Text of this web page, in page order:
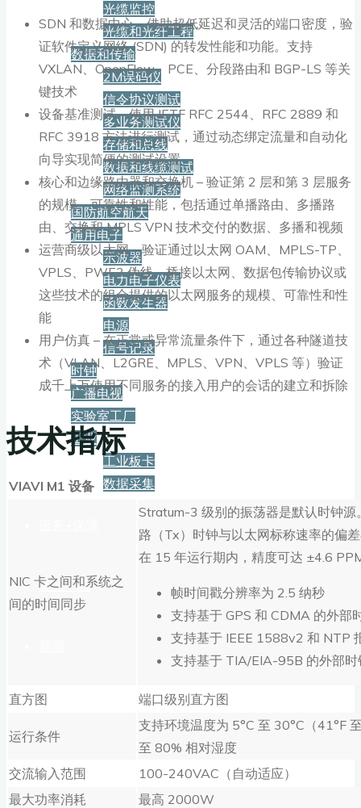
光缆监控
光缆和光纤工程
数据和传输
2M误码仪
信令协议测试
多业务测试仪
存储和总线
数据和线缆测试
网络监测系统
国防航空航天
通用电子
示波器
电力电子仪表
函数发生器
电源
信号记录
时钟
广播电视
实验室工厂
工业
工业板卡
数据采集
资源下载
博客
SDN 和数据中心 – 借助超低延迟和灵活的端口密度，验
证软件定义网络 (SDN) 的转发性能和功能。支持
VXLAN、OpenFlow、PCE、分段路由和 BGP-LS 等关
键技术
设备基准测试 – 使用 IETF RFC 2544、RFC 2889 和
RFC 3918 方法进行测试，通过动态绑定流量和自动化
向导实现简便的测试设置
核心和边缘路由器和交换机 – 验证第 2 层和第 3 层服务
的规模、可靠性和性能，包括通过单播路由、多播路
由、交换和 MPLS VPN 技术交付的数据、多播和视频
运营商级以太网 – 验证通过以太网 OAM、MPLS-TP、
VPLS、PWE3 伪线、桥接以太网、数据包传输协议或
这些技术的组合提供的以太网服务的规模、可靠性和性
能
用户仿真 – 在正常或异常流量条件下，通过各种隧道技
术（VLAN、L2GRE、MPLS、VPN、VPLS 等）验证
成千上万使用不同服务的接入用户的会话的建立和拆除
技术指标
VIAVI M1 设备
NIC 卡之间和系统之
间的时间同步
Stratum-3 级别的振荡器是默认时钟源
路（Tx）时钟与以太网标称速率的偏
在 15 年运行期内，精度可达 ±4.6
帧时间戳分辨率为 2.5 纳秒
支持基于 GPS 和 CDMA 的外部
支持基于 IEEE 1588v2 和 NTP
支持基于 TIA/EIA-95B 的外部时
直方图 端口级别直方图
运行条件
支持环境温度为 5°C 至 30°C（41°F
至 80% 相对湿度
交流输入范围
100-240VAC（自动适应）
最大功率消耗
最高 2000W